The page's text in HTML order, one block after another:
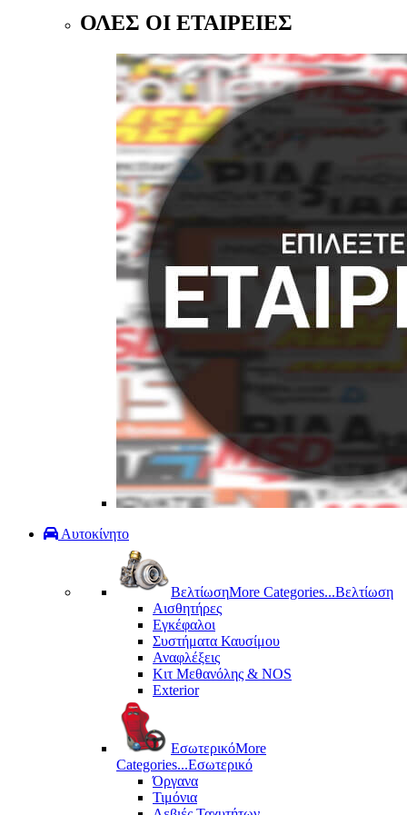
ΟΛΕΣ ΟΙ ΕΤΑΙΡΕΙΕΣ
Αυτοκίνητο
ΒελτίωσηMore Categories...Βελτίωση
Αισθητήρες
Εγκέφαλοι
Συστήματα Καυσίμου
Αναφλέξεις
Κιτ Μεθανόλης & ΝΟS
Exterior
ΕσωτερικόMore
Categories...Εσωτερικό
Όργανα
Τιμόνια